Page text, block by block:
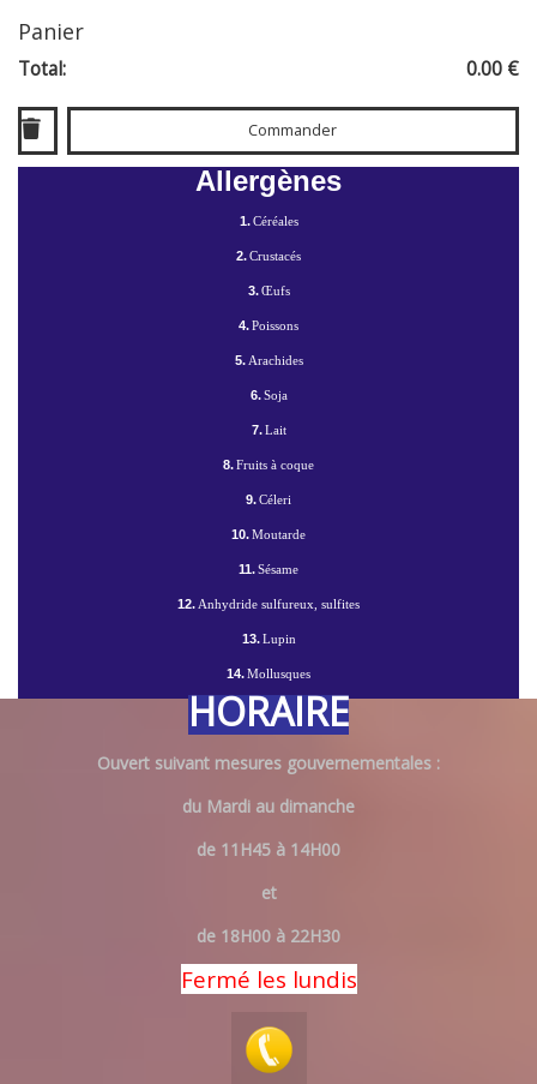
Panier
Total: 0.00 €
Commander
Allergènes
1.Céréales
2.Crustacés
3.Œufs
4.Poissons
5.Arachides
6.Soja
7.Lait
8.Fruits à coque
9.Céleri
10.Moutarde
11.Sésame
12.Anhydride sulfureux, sulfites
13.Lupin
14.Mollusques
HORAIRE
Ouvert suivant mesures gouvernementales :
du Mardi au dimanche
de 11H45 à 14H00
et
de 18H00 à 22H30
Fermé les lundis